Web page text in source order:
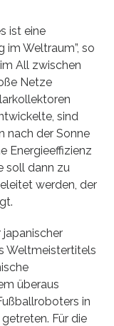
ist eine
im Weltraum”, so
All zwischen
Netze
sind
nach der Sonne
Energieeffizienz
soll dann zu
werden, der
Weltmeistertitels
überaus
in
Für die